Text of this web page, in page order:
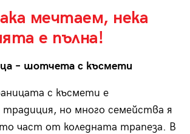
мечтаем, нека
е пълна!
– шотчета с късмети
с късмети е
но много семейства я
част от коледната трапеза. В